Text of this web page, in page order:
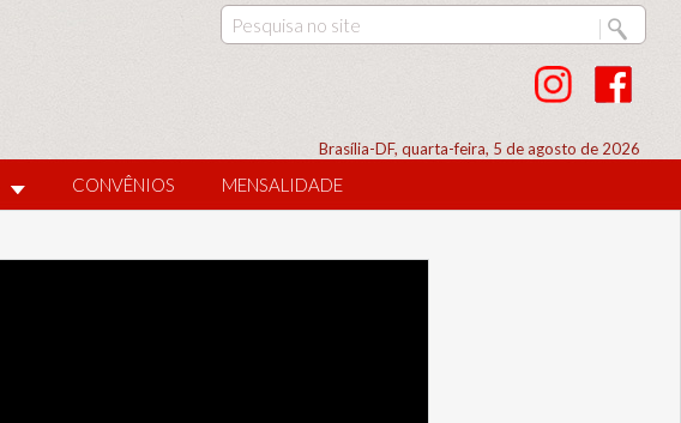
Brasília-DF, quarta-feira, 5 de agosto de 2026
CONVÊNIOS MENSALIDADE